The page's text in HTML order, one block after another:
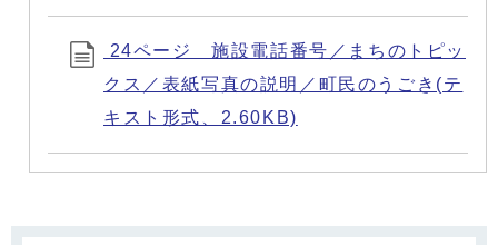
24ページ 施設電話番号／まちのトピッ
クス／表紙写真の説明／町民のうごき(テ
キスト形式、2.60KB)